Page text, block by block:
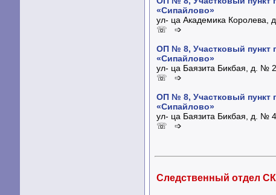
«Сипайлово»
ул- ца Академика Королева,
☏ ➩
ОП № 8, Участковый пункт
«Сипайлово»
ул- ца Баязита Бикбая, д. №
☏ ➩
ОП № 8, Участковый пункт
«Сипайлово»
ул- ца Баязита Бикбая, д. №
☏ ➩
Следственный отдел СК